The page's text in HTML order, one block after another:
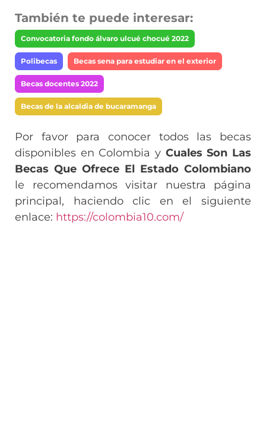
También te puede interesar:
Convocatoria fondo álvaro ulcué chocué 2022
Polibecas Becas sena para estudiar en el exterior
Becas docentes 2022
Becas de la alcaldia de bucaramanga
Por favor para conocer todos las becas
disponibles en Colombia y Cuales Son Las
Becas Que Ofrece El Estado Colombiano
le recomendamos visitar nuestra página
principal, haciendo clic en el siguiente
enlace: https://colombia10.com/